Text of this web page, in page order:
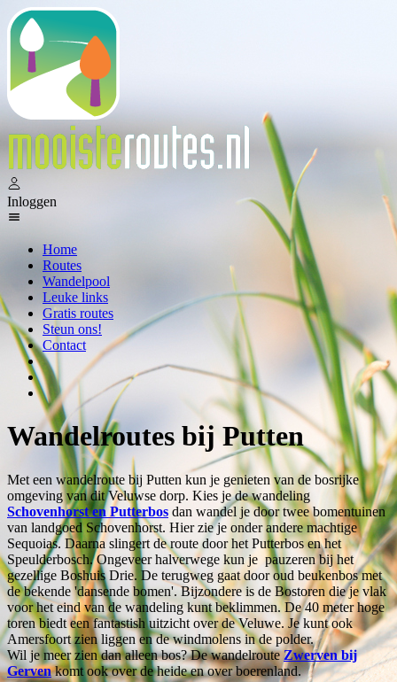
Inloggen
Home
Routes
Wandelpool
Leuke links
Gratis routes
Steun ons!
Contact
Wandelroutes bij Putten
Met een wandelroute bij Putten kun je genieten van de bosrijke
omgeving van dit Veluwse dorp. Kies je de wandeling
Schovenhorst en Putterbos dan wandel je door twee bomentuinen
van landgoed Schovenhorst. Hier zie je onder andere machtige
Sequoias. Daarna slingert de route door het Putterbos en het
Speulderbosch. Ongeveer halverwege kun je pauzeren bij het
gezellige Boshuis Drie. De terugweg gaat door oud beukenbos met
de bekende 'dansende bomen'. Bijzondere is de Bostoren die je vlak
voor het eind van de wandeling kunt beklimmen. De 40 meter hoge
toren biedt een fantastish uitzicht over de Veluwe. Je kunt ook
Amersfoort zien liggen en de windmolens in de polder.
Wil je meer zien dan alleen bos? De wandelrouteZwerven bij
Gervenkomt ook over de heide en over boerenland.